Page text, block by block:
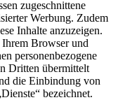
zugeschnittene
Werbung. Zudem
Inhalte anzuzeigen.
Browser und
personenbezogene
Dritten übermittelt
die Einbindung von
bezeichnet.